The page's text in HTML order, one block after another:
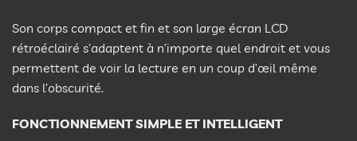
Son corps compact et fin et son large écran LCD
rétroéclairé s’adaptent à n’importe quel endroit et vous
permettent de voir la lecture en un coup d’œil même
dans l’obscurité.
FONCTIONNEMENT SIMPLE ET INTELLIGENT